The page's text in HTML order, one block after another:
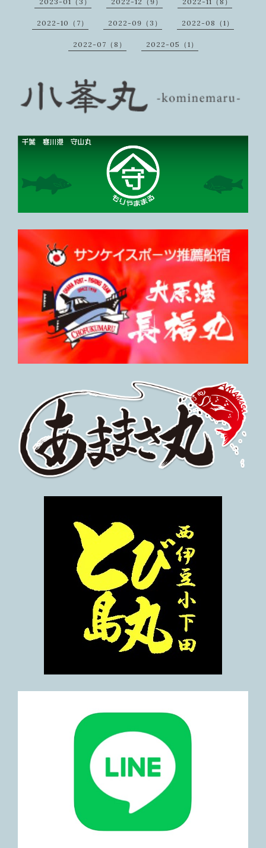
2022-10（7） 2022-09（3） 2022-08（1）
2022-07（8） 2022-05（1）